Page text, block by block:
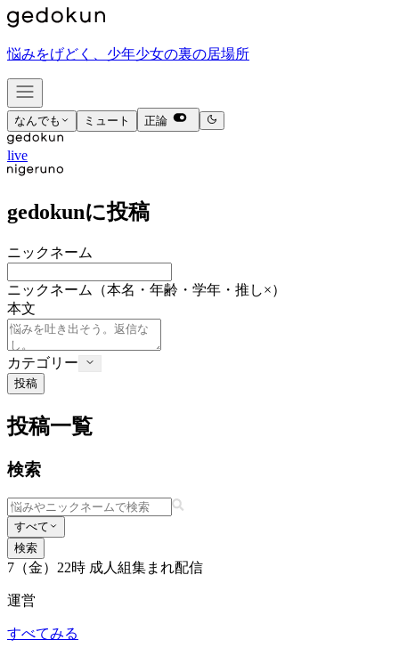
悩みをげどく、少年少女の裏の居場所
なんでも ミュート 正論
live
gedokunに投稿
ニックネーム
ニックネーム
（本名・年齢・学年・推し×）
本文
カテゴリー
投稿
投稿一覧
検索
すべて
検索
7（金）22時 成人組集まれ配信
運営
すべてみる